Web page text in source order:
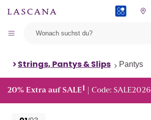
Strings, Pantys & Slips Pantys
20% Extra auf SALE1 | Code: SALE2026